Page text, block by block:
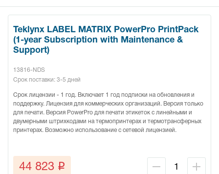
Teklynx LABEL MATRIX PowerPro PrintPack
(1-year Subscription with Maintenance &
Support)
13816-NDS
Срок поставки: 3-5 дней
Срок лицензии - 1 год. Включает 1 год подписки на обновления и
поддержку. Лицензия для коммерческих организаций. Версия только
для печати. Версия PowerPro для печати этикеток с линейными и
двумерными штрихкодами на термопринтерах и термотрансферных
принтерах. Возможно использование с сетевой лицензией.
44 823 q